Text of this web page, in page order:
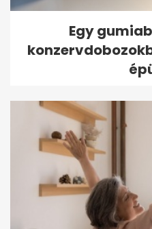
Egy